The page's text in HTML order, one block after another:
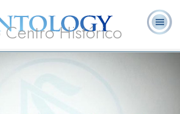
Centro Histórico